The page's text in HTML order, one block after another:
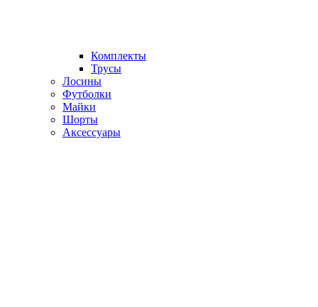
Комплекты
Трусы
Лосины
Футболки
Майки
Шорты
Аксессуары